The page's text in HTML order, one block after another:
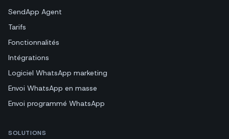
SendApp Agent
Tarifs
Fonctionnalités
Intégrations
Logiciel WhatsApp marketing
Envoi WhatsApp en masse
Envoi programmé WhatsApp
SOLUTIONS